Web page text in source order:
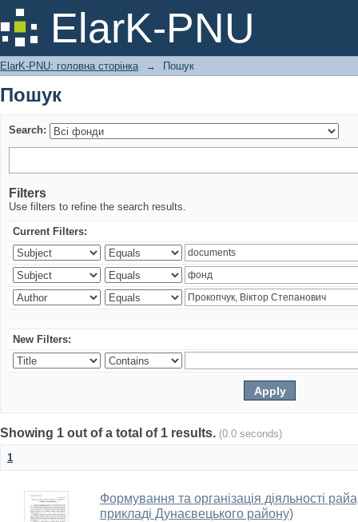
ElarK-PNU
Пошук
ElarK-PNU: головна сторінка → Пошук
Пошук
Search:
Filters
Use filters to refine the search results.
Current Filters:
New Filters:
Showing 1 out of a total of 1 results. (0.0 seconds)
1
Формування та організація діяльності
прикладі Дунаєвецького району)